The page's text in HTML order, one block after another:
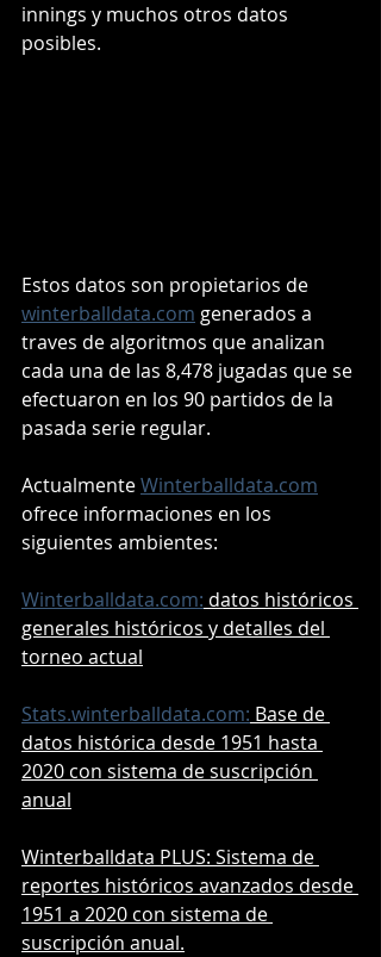
innings y muchos otros datos
posibles.
Estos datos son propietarios de
winterballdata.com generados a
traves de algoritmos que analizan
cada una de las 8,478 jugadas que se
efectuaron en los 90 partidos de la
pasada serie regular.
Actualmente Winterballdata.com
ofrece informaciones en los
siguientes ambientes:
Winterballdata.com: datos históricos
generales históricos y detalles del
torneo actual
Stats.winterballdata.com: Base de
datos histórica desde 1951 hasta
2020 con sistema de suscripción
anual
Winterballdata PLUS: Sistema de
reportes históricos avanzados desde
1951 a 2020 con sistema de
suscripción anual.